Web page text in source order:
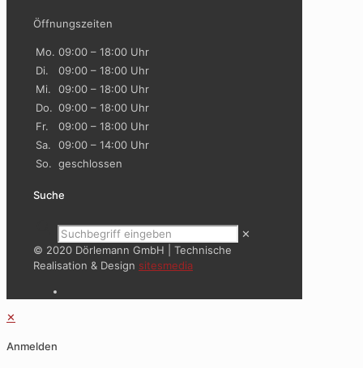
Öffnungszeiten
Mo. 09:00 – 18:00 Uhr
Di.
09:00 – 18:00 Uhr
Mi.
09:00 – 18:00 Uhr
Do. 09:00 – 18:00 Uhr
Fr.
09:00 – 18:00 Uhr
Sa.
09:00 – 14:00 Uhr
So. geschlossen
Suche
✕
© 2020 Dörlemann GmbH | Technische
Realisation & Design sitesmedia
✕
Anmelden